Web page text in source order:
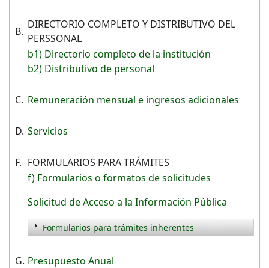
B.
DIRECTORIO COMPLETO Y DISTRIBUTIVO DEL
PERSSONAL
b1) Directorio completo de la institución
b2) Distributivo de personal
C. Remuneración mensual e ingresos adicionales
D. Servicios
F. FORMULARIOS PARA TRÁMITES
f) Formularios o formatos de solicitudes
Solicitud de Acceso a la Información Pública
Formularios para trámites inherentes
G. Presupuesto Anual